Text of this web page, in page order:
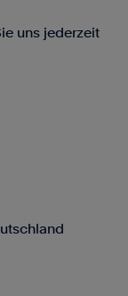
uns jederzeit